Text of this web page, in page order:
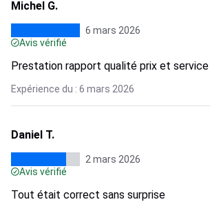
Michel G.
6 mars 2026
Avis vérifié
Prestation rapport qualité prix et
Expérience du : 6 mars 2026
Daniel T.
2 mars 2026
Avis vérifié
Tout était correct sans surprise